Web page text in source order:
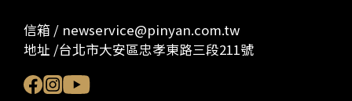
信箱 / newservice@pinyan.com.tw
地址 /台北市大安區忠孝東路三段211號